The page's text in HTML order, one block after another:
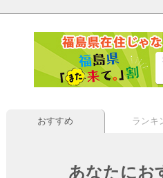
条件をクリア
おすすめ ランキ
あなたにお